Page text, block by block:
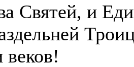
Святей, и
веков!